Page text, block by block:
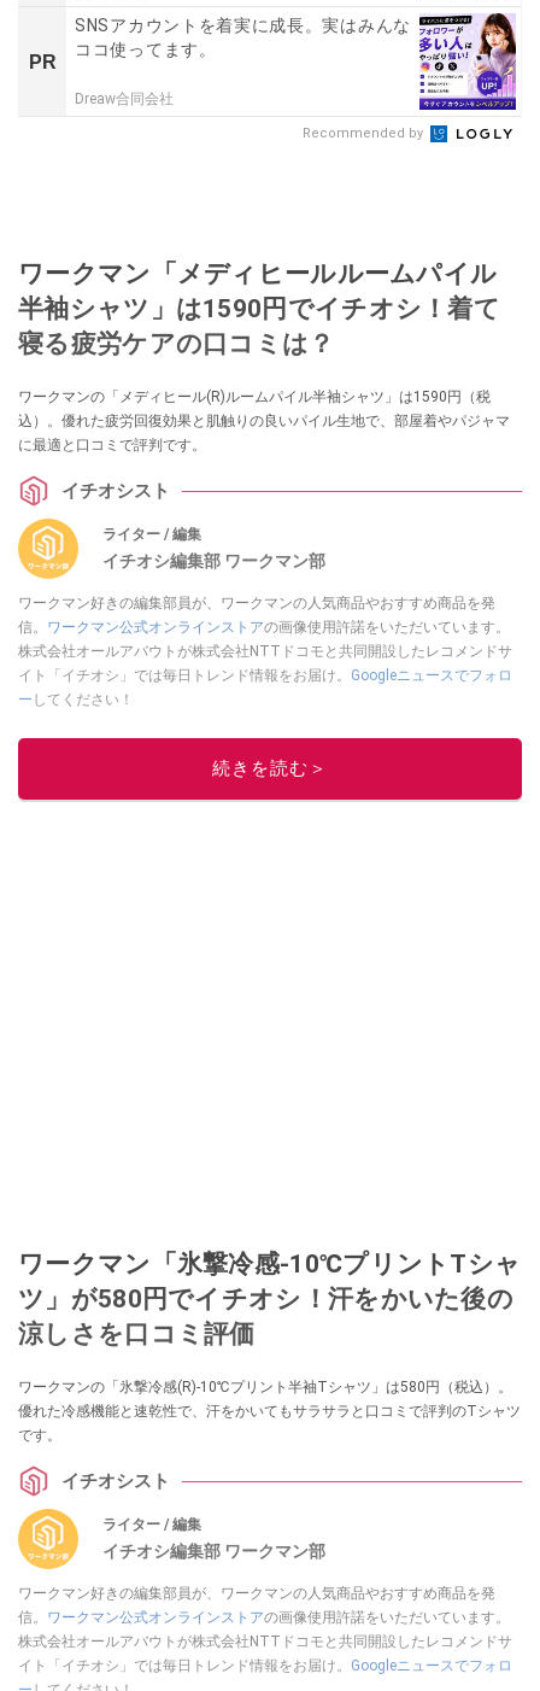
PR
SNSアカウントを着実に成長。実はみんな
ココ使ってます。
Dreaw合同会社
Recommended by
ワークマン「メディヒールルームパイル
半袖シャツ」は1590円でイチオシ！着て
寝る疲労ケアの口コミは？
ワークマンの「メディヒール(R)ルームパイル半袖シャツ」は1590円（税
込）。優れた疲労回復効果と肌触りの良いパイル生地で、部屋着やパジャマ
に最適と口コミで評判です。
イチオシスト
ライター / 編集
イチオシ編集部 ワークマン部
ワークマン好きの編集部員が、ワークマンの人気商品やおすすめ商品を発
信。 ワークマン公式オンラインストアの画像使用許諾をいただいています。
株式会社オールアバウトが株式会社NTTドコモと共同開設したレコメンドサ
イト「イチオシ」では毎日トレンド情報をお届け。 Googleニュースでフォロ
ー してください！
このイチオシストの他の記事を読む
続きを読む＞
ワークマン「氷撃冷感-10℃プリントTシャ
ツ」が580円でイチオシ！汗をかいた後の
涼しさを口コミ評価
ワークマンの「氷撃冷感(R)-10℃プリント半袖Tシャツ」は580円（税込）。
優れた冷感機能と速乾性で、汗をかいてもサラサラと口コミで評判のTシャツ
です。
イチオシスト
ライター / 編集
イチオシ編集部 ワークマン部
ワークマン好きの編集部員が、ワークマンの人気商品やおすすめ商品を発
信。 ワークマン公式オンラインストアの画像使用許諾をいただいています。
株式会社オールアバウトが株式会社NTTドコモと共同開設したレコメンドサ
イト「イチオシ」では毎日トレンド情報をお届け。 Googleニュースでフォロ